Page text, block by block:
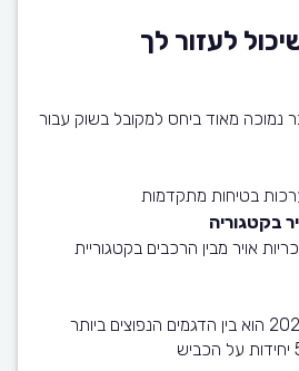
לעזור לך
נמוכה מאוד ביחס למקובל בשוק עבור
בקטגוריה
אויר מבין הרכבים בקטגוריית
שברולט ספארק שנת 2021 הוא בין הדגמים הנפוצים ביותר